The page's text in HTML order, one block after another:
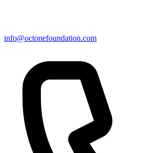
info@octonefoundation.com